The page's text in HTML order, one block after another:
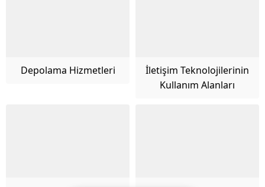
Depolama Hizmetleri
İletişim Teknolojilerinin
Kullanım Alanları